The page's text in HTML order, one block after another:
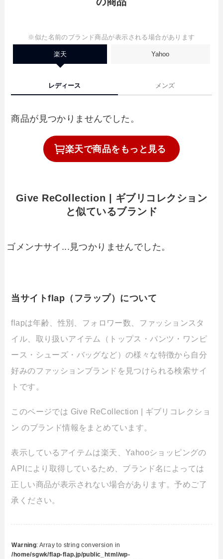
※似た名前のブランド商品が表示される場合があります
楽天 Yahoo
レディース メンズ
商品が見つかりませんでした。
楽天で商品を もっと見る
Give ReCollection | ギブリコレクション
と似ているブランド
ゴメンナサイ...見つかりませんでした。
当サイトflap（フラップ）について
flapは年齢、性別、フォロワー数、ファッションスタ
イル、取り扱いアイテム（トップス・パンツ・ワンピ
ース・シューズ・バッグなど）の様々な特徴から自分
好みのファッションブランドを見つけられる検索サイ
トです。
このページでは Give ReCollection | ギブリコレクショ
ン のブランド情報をまとめています。
表示しているアイテムは楽天、Yahooショッピングの
APIにより取得しているため、ブランド名によっては
正しい商品が表示されない場合があります。予めご了
承ください。
Warning: Array to string conversion in
/home/sgwk/flap-flap.jp/public_html/wp-